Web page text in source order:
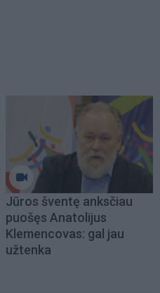
Jūros šventę anksčiau
puošęs Anatolijus
Klemencovas: gal jau
užtenka